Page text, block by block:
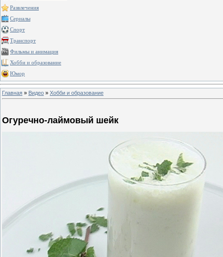
Развлечения
Сериалы
Спорт
Транспорт
Фильмы и анимация
Хобби и образование
Юмор
Главная » Видео » Хобби и образование
Огуречно-лаймовый шейк